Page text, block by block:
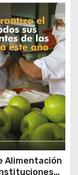
Alimentación